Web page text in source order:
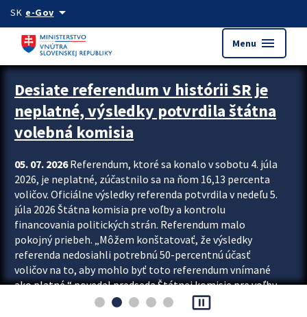
Preskocit na hlavný obsah
SK e-Govarrow_drop_down
Menu menu
Zastavit automatický posun upútavok
Desiate referendum v histórii SR je
neplatné, výsledky potvrdila štátna
volebná komisia
05. 07. 2026Referendum, ktoré sa konalo v sobotu 4. júla
2026, je neplatné, zúčastnilo sa na ňom 16,13 percenta
voličov. Oficiálne výsledky referenda potvrdila v nedeľu 5.
júla 2026 Štátna komisia pre voľby a kontrolu
financovania politických strán. Referendum malo
pokojný priebeh. „Môžem konštatovať, že výsledky
referenda nedosiahli potrebnú 50-percentnú účasť
voličov na to, aby mohlo byť toto referendum vnímané
ako platné,“ povedal predseda Štátnej komisie pre voľby
a kontrolu financovania politických...
pause_presentation